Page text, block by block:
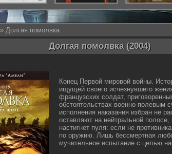
» Долгая помолвка
Долгая помолвка (2004)
Конец Первой мировой войны.
ищущей своего исчезнувшего
французских солдат,
обстоятельствах военно-полевым
исполнения наказания избран не
оставляют на нейтральной полосе,
настигнет пуля: если не
по оружию. Лишь бессмертная
мучительное испытание с целью